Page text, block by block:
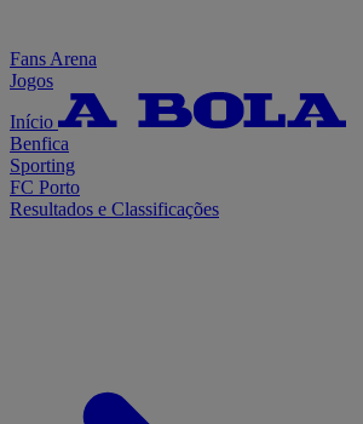
Fans Arena
Jogos
Início
Benfica
Sporting
FC Porto
Resultados e Classificações